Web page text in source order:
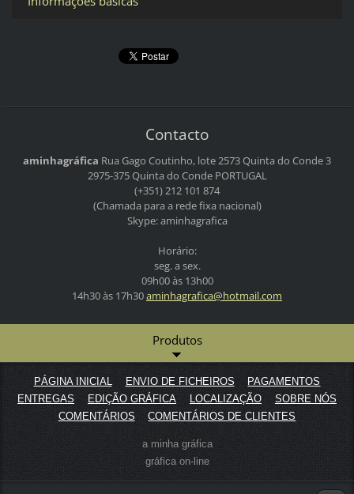
Contacto
aminhagráfica Rua Gago Coutinho, lote 2573Quinta do Conde 3
2975-375 Quinta do CondePORTUGAL
(+351) 212 101 874
(Chamada para a rede fixa nacional)
Skype: aminhagrafica
Horário:
seg. a sex.
09h00 às 13h00
14h30 às 17h30aminhagrafica@hotmail.com
Produtos
PÁGINA INICIAL ENVIO DE FICHEIROS
PAGAMENTOS
ENTREGAS
EDIÇÃO GRÁFICA LOCALIZAÇÃO
SOBRE NÓS
COMENTÁRIOS
COMENTÁRIOS DE CLIENTES
a minha gráfica
gráfica on-line